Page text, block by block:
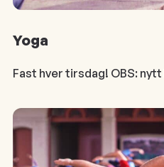
Yoga
Fast hver tirsdag! OBS: